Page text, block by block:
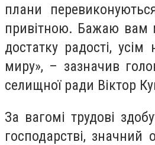
плани
привітною. Бажаю вам
достатку радості,
миру», – зазначив
селищної ради Віктор
За вагомі трудові
господарстві, значний